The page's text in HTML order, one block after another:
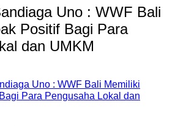
Uno : WWF Bali
Positif Bagi Para
dan UMKM
Uno : WWF Bali Memiliki
Para Pengusaha Lokal dan